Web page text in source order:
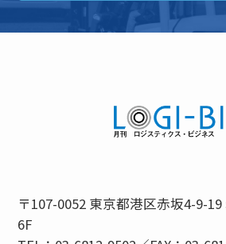
〒107-0052 東京都港区赤坂4-9-
6F